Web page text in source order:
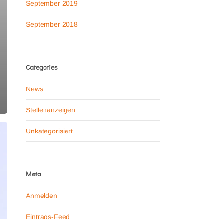
September 2019
September 2018
Categories
News
Stellenanzeigen
Unkategorisiert
Meta
Anmelden
Eintrags-Feed